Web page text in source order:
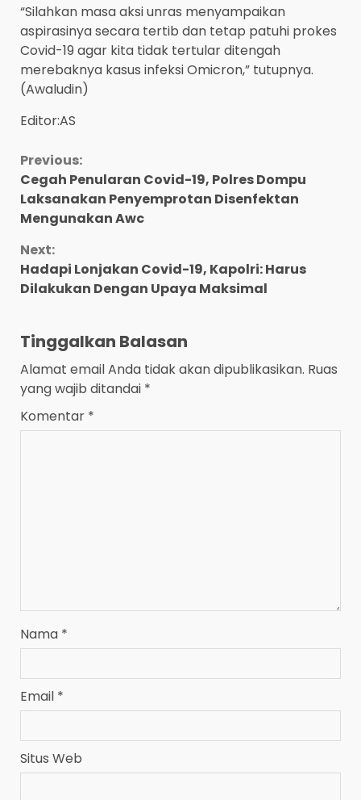
“Silahkan masa aksi unras menyampaikan
aspirasinya secara tertib dan tetap patuhi prokes
Covid-19 agar kita tidak tertular ditengah
merebaknya kasus infeksi Omicron,” tutupnya.
(Awaludin)
Editor:AS
Continue
Reading
Previous:
Cegah Penularan Covid-19, Polres Dompu
Laksanakan Penyemprotan Disenfektan
Mengunakan Awc
Next:
Hadapi Lonjakan Covid-19, Kapolri: Harus
Dilakukan Dengan Upaya Maksimal
Tinggalkan Balasan
Alamat email Anda tidak akan dipublikasikan. Ruas
yang wajib ditandai *
Komentar *
Nama *
Email *
Situs Web